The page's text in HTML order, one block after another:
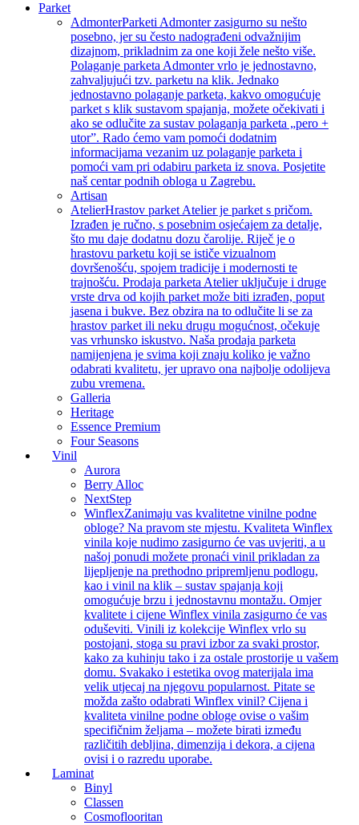
Parket
AdmonterParketi Admonter zasigurno su nešto
posebno, jer su često nadograđeni odvažnijim
dizajnom, prikladnim za one koji žele nešto više.
Polaganje parketa Admonter vrlo je jednostavno,
zahvaljujući tzv. parketu na klik. Jednako
jednostavno polaganje parketa, kakvo omogućuje
parket s klik sustavom spajanja, možete očekivati i
ako se odlučite za sustav polaganja parketa „pero +
utor”. Rado ćemo vam pomoći dodatnim
informacijama vezanim uz polaganje parketa i
pomoći vam pri odabiru parketa iz snova. Posjetite
naš centar podnih obloga u Zagrebu.
Artisan
AtelierHrastov parket Atelier je parket s pričom.
Izrađen je ručno, s posebnim osjećajem za detalje,
što mu daje dodatnu dozu čarolije. Riječ je o
hrastovu parketu koji se ističe vizualnom
dovršenošću, spojem tradicije i modernosti te
trajnošću. Prodaja parketa Atelier uključuje i druge
vrste drva od kojih parket može biti izrađen, poput
jasena i bukve. Bez obzira na to odlučite li se za
hrastov parket ili neku drugu mogućnost, očekuje
vas vrhunsko iskustvo. Naša prodaja parketa
namijenjena je svima koji znaju koliko je važno
odabrati kvalitetu, jer upravo ona najbolje odolijeva
zubu vremena.
Galleria
Heritage
Essence Premium
Four Seasons
Vinil
Aurora
Berry Alloc
NextStep
WinflexZanimaju vas kvalitetne vinilne podne
obloge? Na pravom ste mjestu. Kvaliteta Winflex
vinila koje nudimo zasigurno će vas uvjeriti, a u
našoj ponudi možete pronaći vinil prikladan za
lijepljenje na prethodno pripremljenu podlogu,
kao i vinil na klik – sustav spajanja koji
omogućuje brzu i jednostavnu montažu. Omjer
kvalitete i cijene Winflex vinila zasigurno će vas
oduševiti. Vinili iz kolekcije Winflex vrlo su
postojani, stoga su pravi izbor za svaki prostor,
kako za kuhinju tako i za ostale prostorije u vašem
domu. Svakako i estetika ovog materijala ima
velik utjecaj na njegovu popularnost. Pitate se
možda zašto odabrati Winflex vinil? Cijena i
kvaliteta vinilne podne obloge ovise o vašim
specifičnim željama – možete birati između
različitih debljina, dimenzija i dekora, a cijena
ovisi i o razredu uporabe.
Laminat
Binyl
Classen
Cosmoflooritan